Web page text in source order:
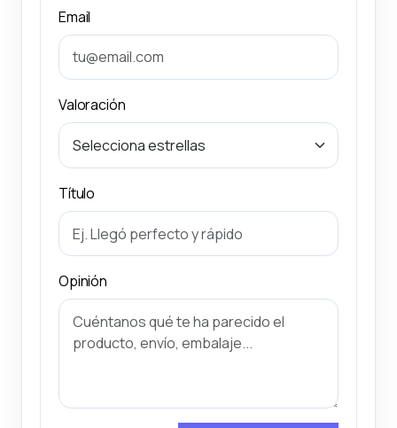
Email
Valoración
Título
Opinión